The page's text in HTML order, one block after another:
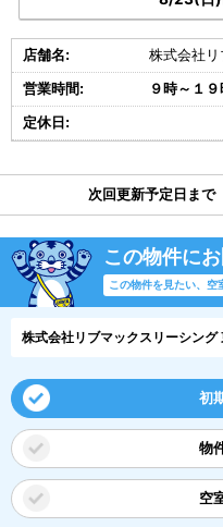
店舗名: 株式会社
営業時間: ９時～１９
定休日:
次回更新予定日まで
この物件に
この物件を見たい、空
株式会社リブマックスリーシング
初
物
空